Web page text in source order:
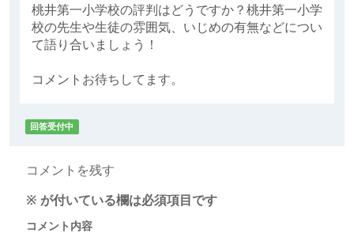
桃井第一小学校の評判はどうですか？桃井第一小学
校の先生や生徒の雰囲気、いじめの有無などについ
て語り合いましょう！
コメントお待ちしてます。
回答受付中
コメントを残す
※ が付いている欄は必須項目です